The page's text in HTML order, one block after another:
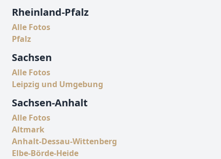
Rheinland-Pfalz
Alle Fotos
Pfalz
Sachsen
Alle Fotos
Leipzig und Umgebung
Sachsen-Anhalt
Alle Fotos
Altmark
Anhalt-Dessau-Wittenberg
Elbe-Börde-Heide